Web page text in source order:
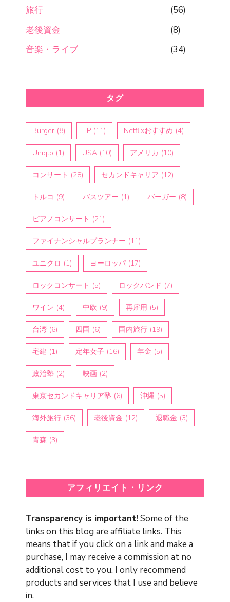
旅行
(56)
老後資金
(8)
音楽・ライブ
(34)
タグ
Burger (8) FP (11) Netflixおすすめ (4)
Uniqlo (1) USA (10) アメリカ (10)
コンサート (28) セカンドキャリア (12)
トルコ (9) バスツアー (1) バーガー (8)
ピアノコンサート (21)
ファイナンシャルプランナー (11)
ユニクロ (1) ヨーロッパ (17)
ロックコンサート (5) ロックバンド (7)
ワイン (4) 中欧 (9) 再雇用 (5)
台湾 (6) 四国 (6) 国内旅行 (19)
宅建 (1) 定年女子 (16) 年金 (5)
政治塾 (2) 映画 (2)
東京セカンドキャリア塾 (6) 沖縄 (5)
海外旅行 (36) 老後資金 (12) 退職金 (3)
青森 (3)
アフィリエイト・リンク
Transparency is important!Some of the
links on this blog are affiliate links. This
means that if you click on a link and make a
purchase, I may receive a commission at no
additional cost to you. I only recommend
products and services that I use and believe
in.